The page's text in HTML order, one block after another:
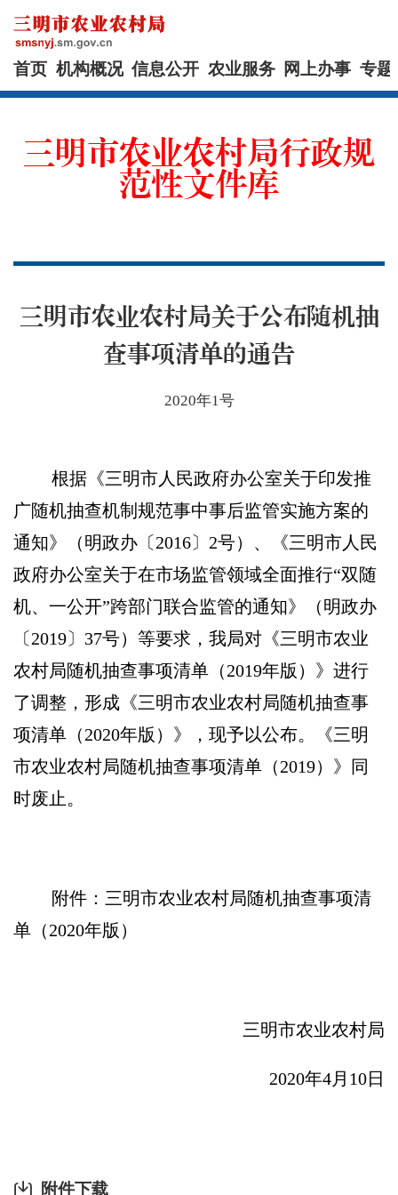
首页 机构概况 信息公开 农业服务 网上办事 专题
三明市农业农村局行政规
范性文件库
三明市农业农村局关于公布随机抽
查事项清单的通告
2020年1号
根据《三明市人民政府办公室关于印发推
广随机抽查机制规范事中事后监管实施方案的
通知》（明政办〔2016〕 2号）、《三明市人民
政府办公室关于在市场监管领域全面推行“双随
机、一公开”跨部门联合监管的通知》（明政办
〔2019〕 37号）等要求，我局对《三明市农业
农村局随机抽查事项清单（2019年版）》进行
了调整，形成《三明市农业农村局随机抽查事
项清单（2020年版）》，现予以公布。《三明
市农业农村局随机抽查事项清单（2019）》同
时废止。
附件：三明市农业农村局随机抽查事项清
单（2020年版）
三明市农业农村局
2020年4月 10日
附件下载